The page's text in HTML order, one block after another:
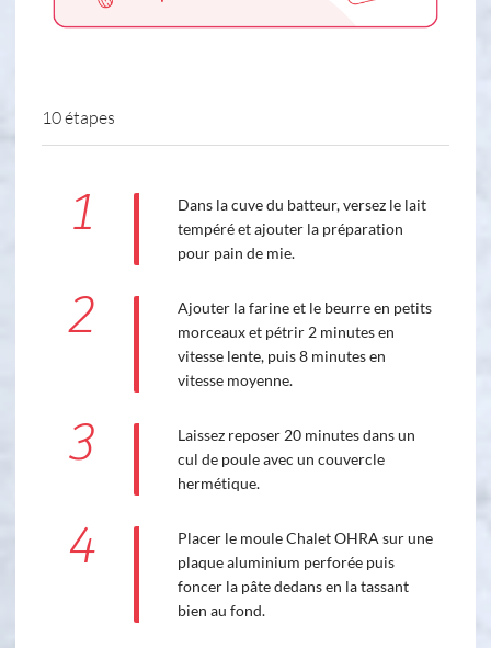
10 étapes
1
Dans la cuve du batteur, versez le lait
tempéré et ajouter la préparation
pour pain de mie.
2
Ajouter la farine et le beurre en petits
morceaux et pétrir 2 minutes en
vitesse lente, puis 8 minutes en
vitesse moyenne.
3
Laissez reposer 20 minutes dans un
cul de poule avec un couvercle
hermétique.
4
Placer le moule Chalet OHRA sur une
plaque aluminium perforée puis
foncer la pâte dedans en la tassant
bien au fond.